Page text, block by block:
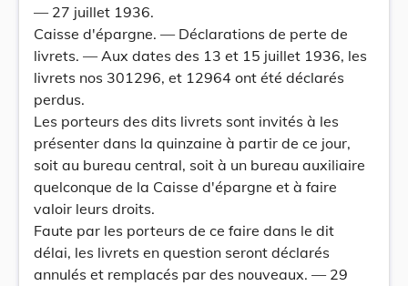
— 27 juillet 1936.
Caisse d'épargne. — Déclarations de perte de
livrets. — Aux dates des 13 et 15 juillet 1936, les
livrets nos 301296, et 12964 ont été déclarés
perdus.
Les porteurs des dits livrets sont invités à les
présenter dans la quinzaine à partir de ce jour,
soit au bureau central, soit à un bureau auxiliaire
quelconque de la Caisse d'épargne et à faire
valoir leurs droits.
Faute par les porteurs de ce faire dans le dit
délai, les livrets en question seront déclarés
annulés et remplacés par des nouveaux. — 29